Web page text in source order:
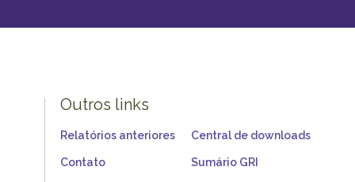
Outros links
Relatórios anteriores
Contato
Central de downloads
Sumário GRI